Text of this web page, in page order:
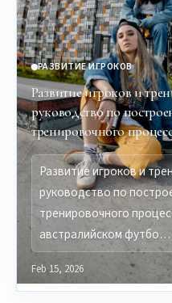
РАЗВИТИЕ ИГРОКОВ
Развитие игроков и
руководство по
тренировочного
Развитие игроков и
руководство по
тренировочного
австралийском футбо…
Feb 15, 2026